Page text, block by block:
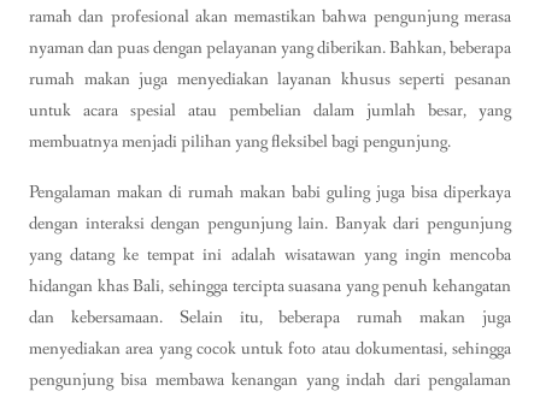
ramah dan profesional akan memastikan bahwa pengunjung merasa
nyaman dan puas dengan pelayanan yang diberikan. Bahkan, beberapa
rumah makan juga menyediakan layanan khusus seperti pesanan
untuk acara spesial atau pembelian dalam jumlah besar, yang
membuatnya menjadi pilihan yang fleksibel bagi pengunjung.
Pengalaman makan di rumah makan babi guling juga bisa diperkaya
dengan interaksi dengan pengunjung lain. Banyak dari pengunjung
yang datang ke tempat ini adalah wisatawan yang ingin mencoba
hidangan khas Bali, sehingga tercipta suasana yang penuh kehangatan
dan kebersamaan. Selain itu, beberapa rumah makan juga
menyediakan area yang cocok untuk foto atau dokumentasi, sehingga
pengunjung bisa membawa kenangan yang indah dari pengalaman